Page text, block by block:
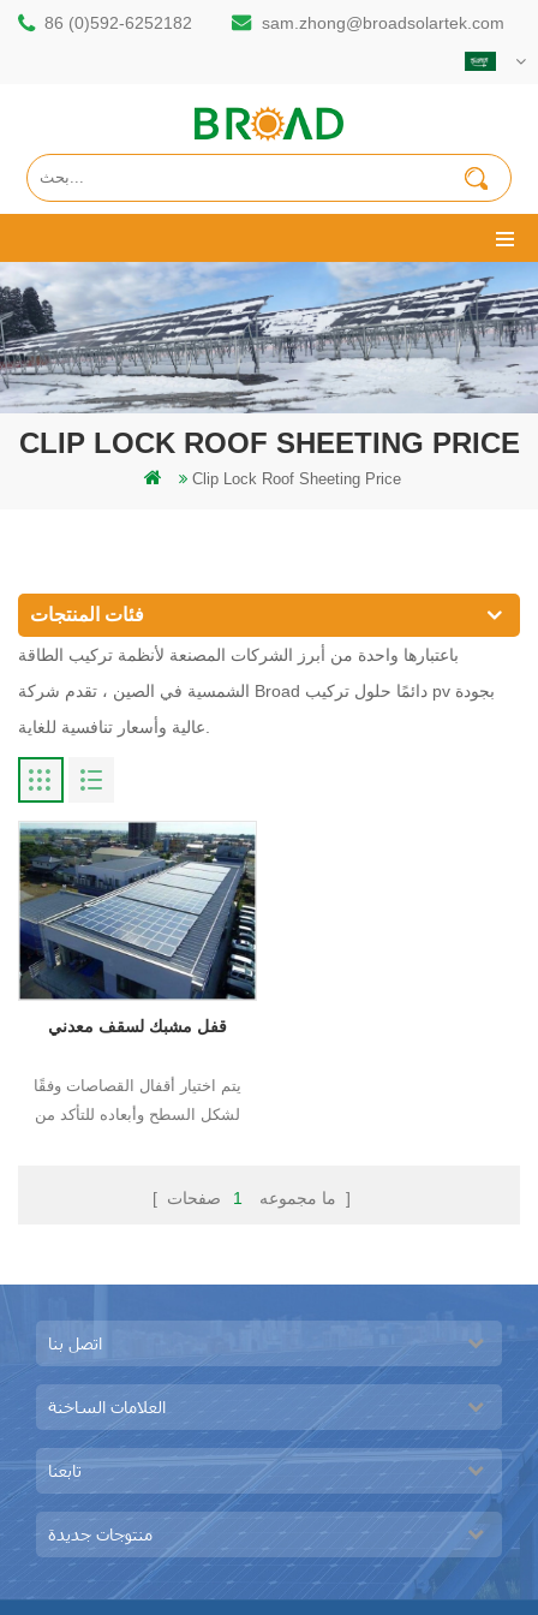
86 (0)592-6252182 sam.zhong@broadsolartek.com
CLIP LOCK ROOF SHEETING PRICE
Clip Lock Roof Sheeting Price
فئات المنتجات
باعتبارها واحدة من أبرز الشركات المصنعة لأنظمة تركيب الطاقة
الشمسية في الصين ، تقدم شركة Broad دائمًا حلول تركيب pv بجودة
عالية وأسعار تنافسية للغاية.
قفل مشبك لسقف معدني
يتم اختيار أقفال القصاصات وفقًا
لشكل السطح وأبعاده للتأكد من
[ ما مجموعه 1 صفحات ]
اتصل بنا
العلامات الساخنة
تابعنا
منتوجات جديدة